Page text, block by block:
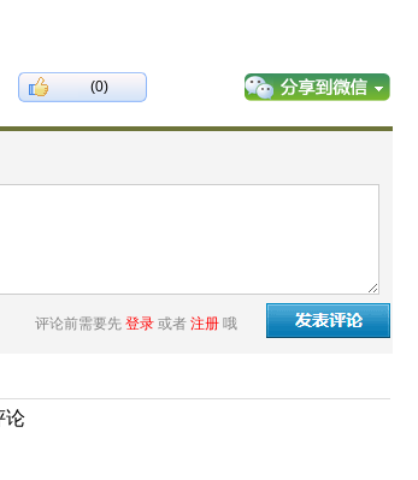
(0)
评论前需要先 登录 或者 注册 哦
论